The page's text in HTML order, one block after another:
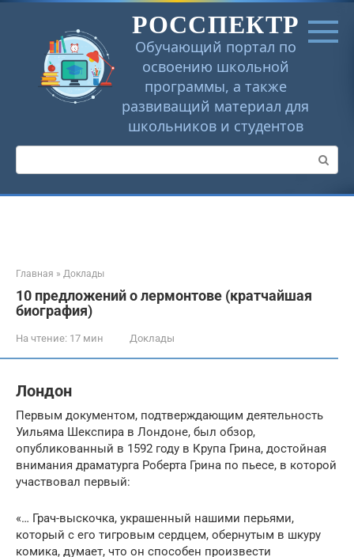
Перейти
РОССПЕКТР
Обучающий портал по
освоению школьной
программы, а также
развиващий материал для
школьников и студентов
Поиск:
Главная » Доклады
10 предложений о лермонтове (кратчайшая
биография)
На чтение: 17 мин Доклады
Лондон
Первым документом, подтверждающим деятельность
Уильяма Шекспира в Лондоне, был обзор,
опубликованный в 1592 году в Крупа Грина, достойная
внимания драматурга Роберта Грина по пьесе, в которой
участвовал первый:
«… Грач-выскочка, украшенный нашими перьями,
который с его тигровым сердцем, обернутым в шкуру
комика, думает, что он способен произвести